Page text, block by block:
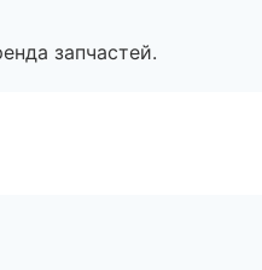
запчастей.